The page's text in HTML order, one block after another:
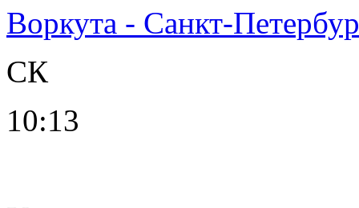
Воркута - Санкт-
СК
10:13